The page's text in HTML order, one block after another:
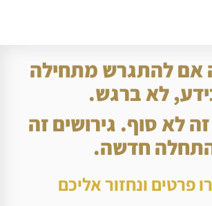
אם להתגרש מתחילה
לא ברגש.
זה לא סוף. גירושים זה
חדשה.
פרטים ונחזור אליכם